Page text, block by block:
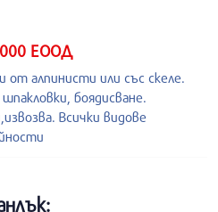
ЕООД
от алпинисти или със скеле.
боядисване.
Всички видове